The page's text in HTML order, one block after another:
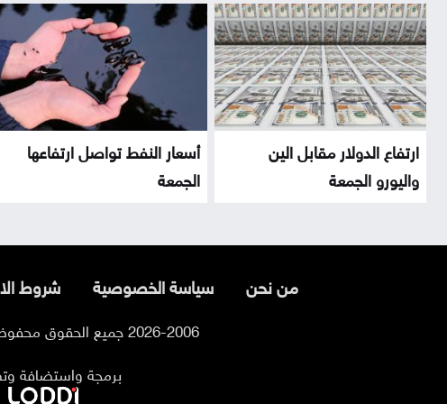
ارتفاع الدولار مقابل الين
واليورو الجمعة
أسعار النفط تواصل ارتفاعها
الجمعة
من نحن سياسة الخصوصية شروط
2026-2006 جميع الحقوق محفوظة لموقع السوسنة
برمجة واستضافة